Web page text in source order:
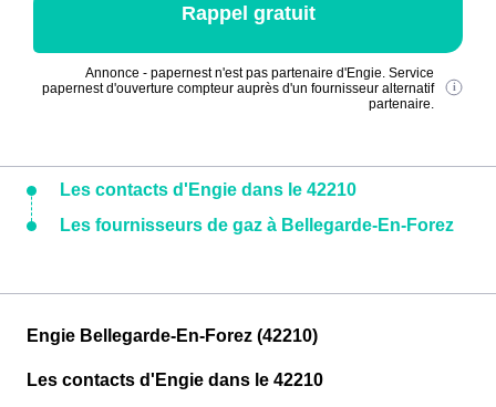
Rappel gratuit
Annonce - papernest n'est pas partenaire d'Engie. Service
papernest d'ouverture compteur auprès d'un fournisseur alternatif
partenaire.
Les contacts d'Engie dans le 42210
Les fournisseurs de gaz à Bellegarde-En-Forez
Engie Bellegarde-En-Forez (42210)
Les contacts d'Engie dans le 42210